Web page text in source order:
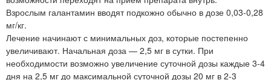
Взрослым галантамин вводят подкожно обычно в дозе 0,03-0,28
мг/кг.
Лечение начинают с минимальных доз, которые постепенно
увеличивают. Начальная доза — 2,5 мг в сутки. При
необходимости возможно увеличение суточной дозы каждые 3-4
дня на 2,5 мг до максимальной суточной дозы 20 мг в 2-3